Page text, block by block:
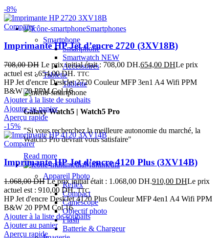
Smartphones
Smartphone
Smartphone
Smartwatch NEW
Accessoires
Tablette
Tablette
Galaxy Watch5 | Watch5 Pro
"Si vous recherchez la meilleure autonomie du marché, la
Watch5 Pro devrait vous satisfaire"
Read more
Multimedia
Appareil Photo
Reflex
Compact
Caméscope
Objectif photo
Flash
Batterie & Chargeur
-8%
Comparer
Imprimante HP Jet d’encre 2720 (3XV18B)
708,00DH Le prix initial était : 708,00 DH.654,00 DHLe prix
actuel est : 654,00 DH. TTC
HP Jet d'encre DeskJet 2720 Couleur MFP 3en1 A4 Wifi PPM
B&W 20 PPM Col 16
Ajouter à la liste de souhaits
Ajouter au panier
Aperçu rapide
-15%
Comparer
Imprimante HP Jet d’encre 4120 Plus (3XV14B)
1.068,00DH Le prix initial était : 1.068,00 DH.910,00 DHLe prix
actuel est : 910,00 DH. TTC
HP Jet d'encre DeskJet 4120 Plus Couleur MFP 4en1 A4 Wifi PPM
B&W 20 PPM Col 16
Ajouter à la liste de souhaits
Ajouter au panier
Aperçu rapide